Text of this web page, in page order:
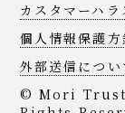
カスタマーハ
個人情報保護方
外部送信につい
© Mori